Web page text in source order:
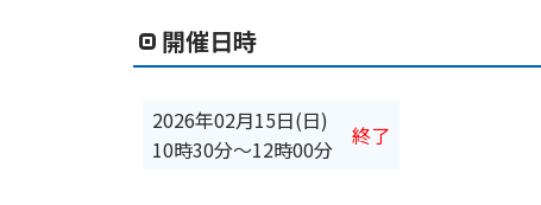
開催日時
2026年02月15日(日)
10時30分〜12時00分
終了